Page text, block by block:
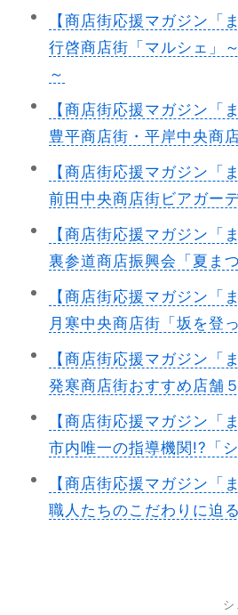
【商店街応援マガジン「
行啓商店街「マルシェ」
～
【商店街応援マガジン「
豊平商店街・平岸中央商
【商店街応援マガジン「
前田中央商店街ビアガーデ
【商店街応援マガジン「
裏参道商店振興会「夏ま
【商店街応援マガジン「
月寒中央商店街「坂を登
【商店街応援マガジン「
発寒商店街おすすめ店舗５
【商店街応援マガジン「
市内唯一の指導機関!?「シ
【商店街応援マガジン「
職人たちのこだわりに迫る
シ